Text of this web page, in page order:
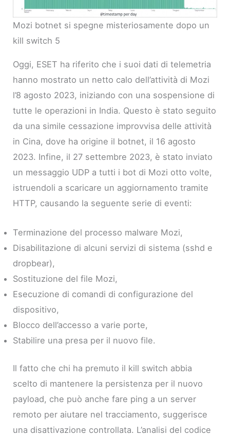
Mozi botnet si spegne misteriosamente dopo un
kill switch 5
Oggi, ESET ha riferito che i suoi dati di telemetria
hanno mostrato un netto calo dell’attività di Mozi
l’8 agosto 2023, iniziando con una sospensione di
tutte le operazioni in India. Questo è stato seguito
da una simile cessazione improvvisa delle attività
in Cina, dove ha origine il botnet, il 16 agosto
2023. Infine, il 27 settembre 2023, è stato inviato
un messaggio UDP a tutti i bot di Mozi otto volte,
istruendoli a scaricare un aggiornamento tramite
HTTP, causando la seguente serie di eventi:
Terminazione del processo malware Mozi,
Disabilitazione di alcuni servizi di sistema (sshd e
dropbear),
Sostituzione del file Mozi,
Esecuzione di comandi di configurazione del
dispositivo,
Blocco dell’accesso a varie porte,
Stabilire una presa per il nuovo file.
Il fatto che chi ha premuto il kill switch abbia
scelto di mantenere la persistenza per il nuovo
payload, che può anche fare ping a un server
remoto per aiutare nel tracciamento, suggerisce
una disattivazione controllata. L’analisi del codice